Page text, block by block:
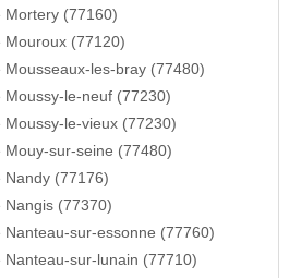
Mortery (77160)
Mouroux (77120)
Mousseaux-les-bray (77480)
Moussy-le-neuf (77230)
le-vieux (77230)
Mouy-sur-seine (77480)
Nandy (77176)
Nangis (77370)
Nanteau-sur-essonne (77760)
Nanteau-sur-lunain (77710)